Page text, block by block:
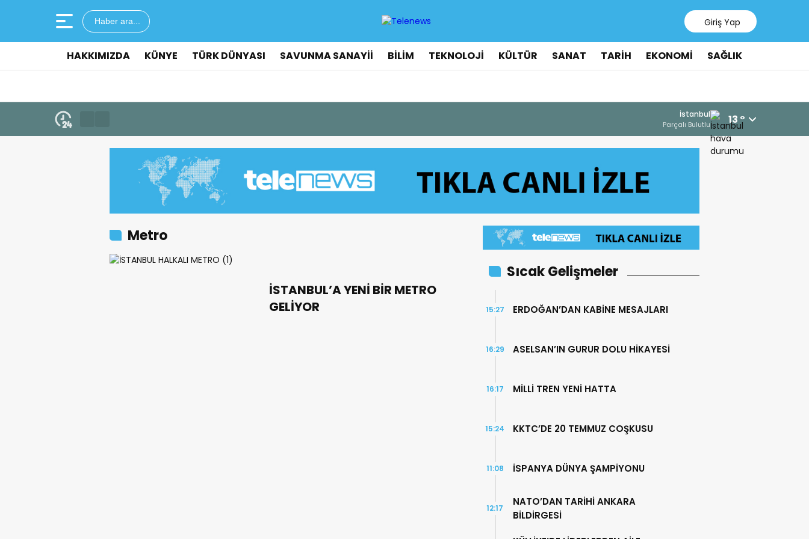
Haber ara... Giriş Yap
HAKKIMIZDA KÜNYE TÜRK DÜNYASI SAVUNMA SANAYİİ BİLİM TEKNOLOJİ KÜLTÜR SANAT TARİH EKONOMİ SAĞLIK
İstanbul
Parçalı Bulutlu 13 °
Metro
İSTANBUL’A YENİ BİR METRO
GELİYOR
Sıcak Gelişmeler
ERDOĞAN’DAN KABİNE MESAJLARI
15:27
ASELSAN’IN GURUR DOLU HİKAYESİ
16:29
MİLLİ TREN YENİ HATTA
16:17
KKTC’DE 20 TEMMUZ COŞKUSU
15:24
İSPANYA DÜNYA ŞAMPİYONU
11:08
NATO’DAN TARİHİ ANKARA
BİLDİRGESİ
12:17